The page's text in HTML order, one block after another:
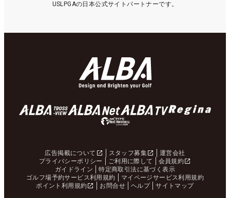
USLPGAの日本公式サイトパートナーです。
広告掲載について スタッフ募集
運営会社
プライバシーポリシー
ご利用に際して
会員規約
ガイドライン
特定商取引法に基づく表示
ゴルフ場予約サービス利用規約
マイページサービス利用規約
ポイント利用規約
お問合せ ヘルプ サイトマップ